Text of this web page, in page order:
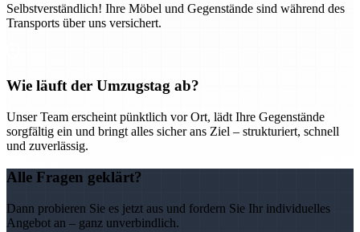
Selbstverständlich! Ihre Möbel und Gegenstände sind während des
Transports über uns versichert.
Wie läuft der Umzugstag ab?
Unser Team erscheint pünktlich vor Ort, lädt Ihre Gegenstände
sorgfältig ein und bringt alles sicher ans Ziel – strukturiert, schnell
und zuverlässig.
Alle Fragen geklärt?
Dann probieren Sie es jetzt aus und fordern Sie Ihr individuelles
Angebot an – ganz unverbindlich.